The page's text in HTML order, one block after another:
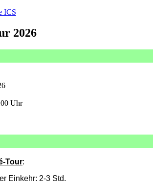
2026
Uhr
Tour:
Einkehr: 2-3 Std.